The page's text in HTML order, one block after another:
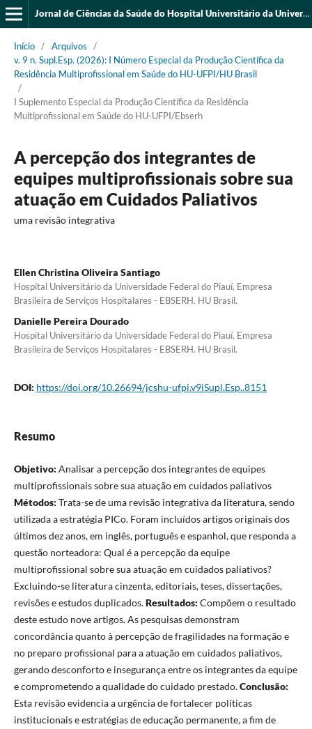
Jornal de Ciências da Saúde do Hospital Universitário da Universidade Federal do Piauí
Início / Arquivos
/
v. 9 n. Supl.Esp. (2026): I Número Especial da Produção Científica da
Residência Multiprofissional em Saúde do HU-UFPI/HU Brasil
/
I Suplemento Especial da Produção Científica da Residência
Multiprofissional em Saúde do HU-UFPI/Ebserh
A percepção dos integrantes de
equipes multiprofissionais sobre sua
atuação em Cuidados Paliativos
uma revisão integrativa
Ellen Christina Oliveira Santiago
Hospital Universitário da Universidade Federal do Piauí, Empresa
Brasileira de Serviços Hospitalares - EBSERH. HU Brasil.
Danielle Pereira Dourado
Hospital Universitário da Universidade Federal do Piauí, Empresa
Brasileira de Serviços Hospitalares - EBSERH. HU Brasil.
DOI: https://doi.org/10.26694/jcshu-ufpi.v9iSupl.Esp..8151
Resumo
Objetivo: Analisar a percepção dos integrantes de equipes
multiprofissionais sobre sua atuação em cuidados paliativos
Métodos: Trata-se de uma revisão integrativa da literatura, sendo
utilizada a estratégia PICo. Foram incluídos artigos originais dos
últimos dez anos, em inglês, português e espanhol, que responda a
questão norteadora: Qual é a percepção da equipe
multiprofissional sobre sua atuação em cuidados paliativos?
Excluindo-se literatura cinzenta, editoriais, teses, dissertações,
revisões e estudos duplicados.Resultados: Compõem o resultado
deste estudo nove artigos. As pesquisas demonstram
concordância quanto à percepção de fragilidades na formação e
no preparo profissional para a atuação em cuidados paliativos,
gerando desconforto e insegurança entre os integrantes da equipe
e comprometendo a qualidade do cuidado prestado.Conclusão:
Esta revisão evidencia a urgência de fortalecer políticas
institucionais e estratégias de educação permanente, a fim de